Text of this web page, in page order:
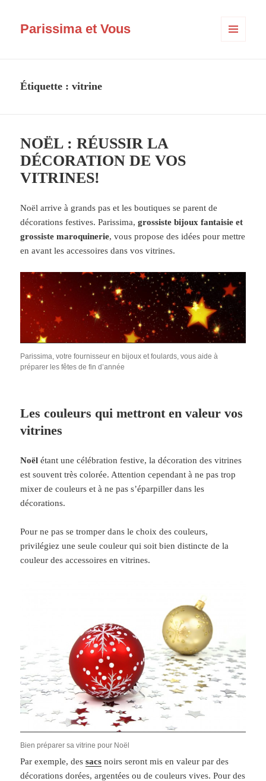
Parissima et Vous
Étiquette :vitrine
NOËL : RÉUSSIR LA
DÉCORATION DE VOS
VITRINES!
Noël arrive à grands pas et les boutiques se parent de
décorations festives. Parissima,grossiste bijoux fantaisie et
grossiste maroquinerie, vous propose des idées pour mettre
en avant les accessoires dans vos vitrines.
Parissima, votre fournisseur en bijoux et foulards, vous aide à
préparer les fêtes de fin d’année
Les couleurs qui mettront en valeur vos
vitrines
Noël étant une célébration festive, la décoration des vitrines
est souvent très colorée. Attention cependant à ne pas trop
mixer de couleurs et à ne pas s’éparpiller dans les
décorations.
Pour ne pas se tromper dans le choix des couleurs,
privilégiez une seule couleur qui soit bien distincte de la
couleur des accessoires en vitrines.
Bien préparer sa vitrine pour Noël
Par exemple, dessacs noirs seront mis en valeur par des
décorations dorées, argentées ou de couleurs vives. Pour des